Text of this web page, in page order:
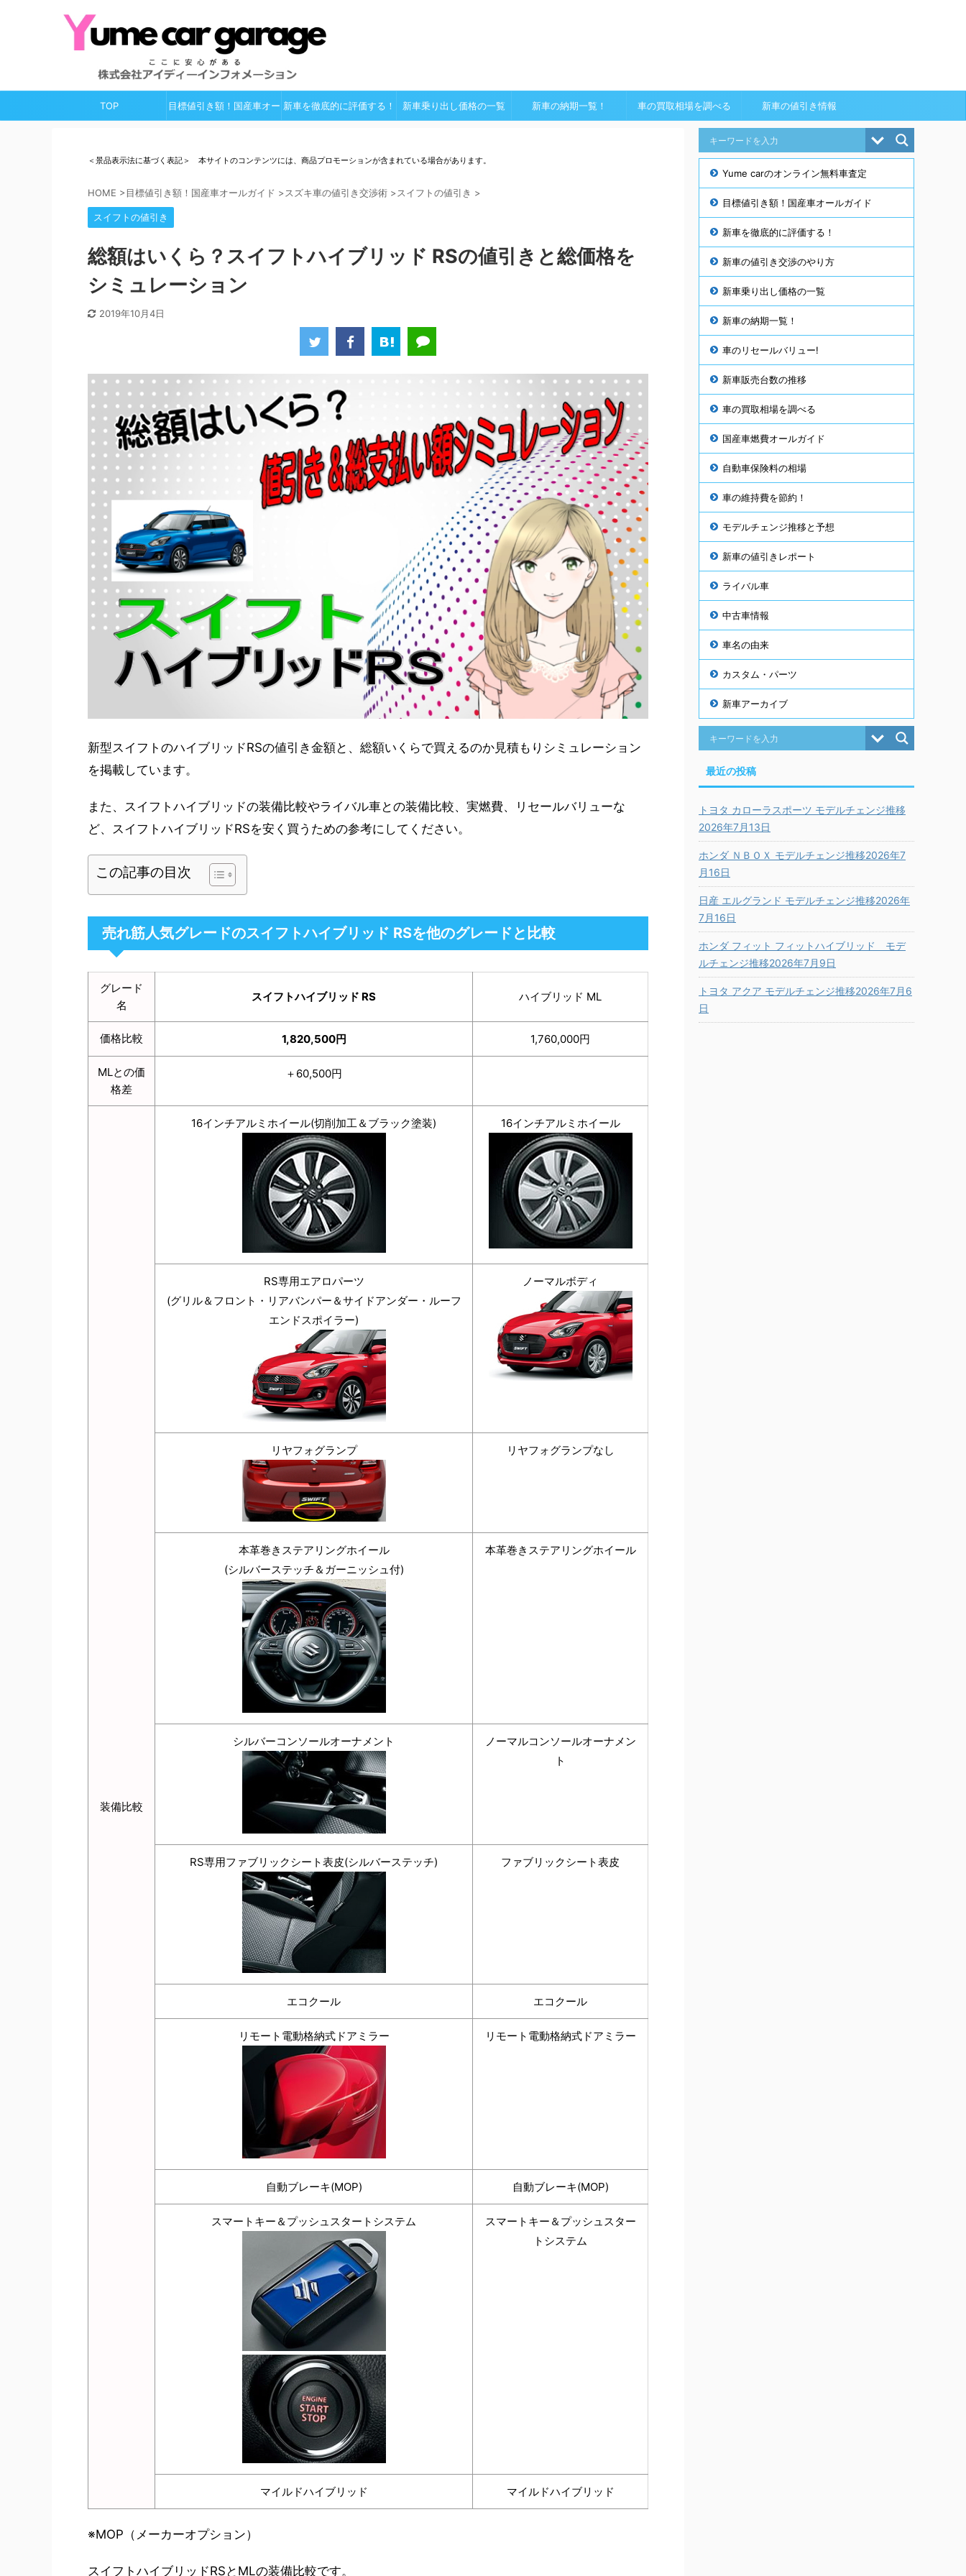
TOP 目標値引き額！国産車オー 新車を徹底的に評価する！ 新車乗り出し価格の一覧 新車の納期一覧！ 車の買取相場を調べる 新車の値引き情報
＜景品表示法に基づく表記＞ 本サイトのコンテンツには、商品プロモーションが含まれている場合があります。
HOME >目標値引き額！国産車オールガイド >スズキ車の値引き交渉術 >スイフトの値引き >
スイフトの値引き
総額はいくら？スイフトハイブリッド RSの値引きと総価格を
シミュレーション
2019年10月4日
新型スイフトのハイブリッドRSの値引き金額と、総額いくらで買えるのか見積もりシミュレーション
を掲載しています。
また、スイフトハイブリッドの装備比較やライバル車との装備比較、実燃費、リセールバリューな
ど、スイフトハイブリッドRSを安く買うための参考にしてください。
この記事の目次
売れ筋人気グレードのスイフトハイブリッド RSを他のグレードと比較
グレード
名
スイフトハイブリッド RS ハイブリッド ML
価格比較 1,820,500円 1,760,000円
MLとの価
格差
＋60,500円
装備比較
16インチアルミホイール(切削加工＆ブラック塗装) 16インチアルミホイール
RS専用エアロパーツ
(グリル＆フロント・リアバンパー＆サイドアンダー・ルーフ
エンドスポイラー)
ノーマルボディ
リヤフォグランプ リヤフォグランプなし
本革巻きステアリングホイール
(シルバーステッチ＆ガーニッシュ付)
本革巻きステアリングホイール
シルバーコンソールオーナメント
ノーマルコンソールオーナメン
ト
RS専用ファブリックシート表皮(シルバーステッチ) ファブリックシート表皮
エコクール エコクール
リモート電動格納式ドアミラー リモート電動格納式ドアミラー
自動ブレーキ(MOP) 自動ブレーキ(MOP)
スマートキー＆プッシュスタートシステム
スマートキー＆プッシュスター
トシステム
マイルドハイブリッド マイルドハイブリッド
※MOP（メーカーオプション）
スイフトハイブリッドRSとMLの装備比較です。
Yume carのオンライン無料車査定
目標値引き額！国産車オールガイド
新車を徹底的に評価する！
新車の値引き交渉のやり方
新車乗り出し価格の一覧
新車の納期一覧！
車のリセールバリュー!
新車販売台数の推移
車の買取相場を調べる
国産車燃費オールガイド
自動車保険料の相場
車の維持費を節約！
モデルチェンジ推移と予想
新車の値引きレポート
ライバル車
中古車情報
車名の由来
カスタム・パーツ
新車アーカイブ
最近の投稿
トヨタ カローラスポーツ モデルチェンジ推移
2026年7月13日
ホンダ ＮＢＯＸ モデルチェンジ推移2026年7
月16日
日産 エルグランド モデルチェンジ推移2026年
7月16日
ホンダ フィット フィットハイブリッド モデ
ルチェンジ推移2026年7月9日
トヨタ アクア モデルチェンジ推移2026年7月6
日